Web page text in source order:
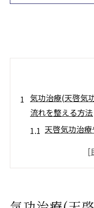
気功治療(天啓気
流れを整える方法
天啓気功治
気功治療(天